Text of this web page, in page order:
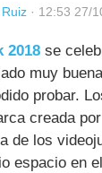
· 12:53 27/
2018 se
muy
probar.
creada
de los
espacio en